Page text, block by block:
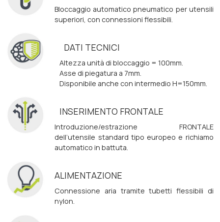
Bloccaggio automatico pneumatico per utensili
superiori, con connessioni flessibili.
DATI TECNICI
Altezza unità di bloccaggio = 100mm.
Asse di piegatura a 7mm.
Disponibile anche con intermedio H=150mm.
INSERIMENTO FRONTALE
Introduzione/estrazione FRONTALE
dell’utensile standard tipo europeo e richiamo
automatico in battuta.
ALIMENTAZIONE
Connessione aria tramite tubetti flessibili di
nylon.